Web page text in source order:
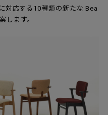
対応する10種類の新たな Bea
します。